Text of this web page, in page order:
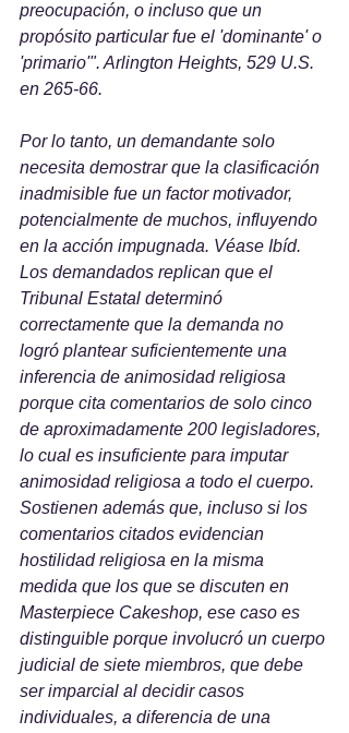
preocupación, o incluso que un
propósito particular fue el 'dominante' o
'primario'". Arlington Heights, 529 U.S.
en 265-66.
Por lo tanto, un demandante solo
necesita demostrar que la clasificación
inadmisible fue un factor motivador,
potencialmente de muchos, influyendo
en la acción impugnada. Véase Ibíd.
Los demandados replican que el
Tribunal Estatal determinó
correctamente que la demanda no
logró plantear suficientemente una
inferencia de animosidad religiosa
porque cita comentarios de solo cinco
de aproximadamente 200 legisladores,
lo cual es insuficiente para imputar
animosidad religiosa a todo el cuerpo.
Sostienen además que, incluso si los
comentarios citados evidencian
hostilidad religiosa en la misma
medida que los que se discuten en
Masterpiece Cakeshop, ese caso es
distinguible porque involucró un cuerpo
judicial de siete miembros, que debe
ser imparcial al decidir casos
individuales, a diferencia de una